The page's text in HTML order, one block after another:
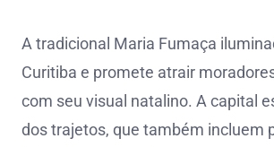
A tradicional Maria Fumaça
Curitiba e promete atrair
com seu visual natalino. A capital
dos trajetos, que também incluem